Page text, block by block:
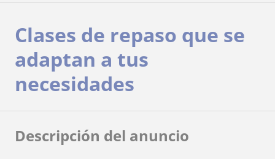
Clases de repaso que se
adaptan a tus
necesidades
Descripción del anuncio